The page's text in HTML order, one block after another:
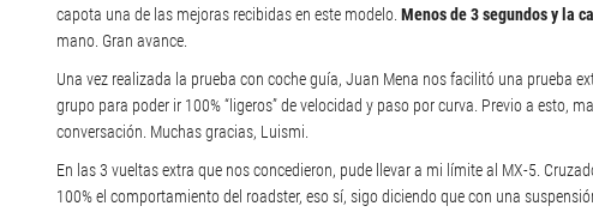
capota una de las mejoras recibidas en este modelo. Menos de 3 segundos y la
mano. Gran avance.
Una vez realizada la prueba con coche guía, Juan Mena nos facilitó una prueba
grupo para poder ir 100% “ligeros” de velocidad y paso por curva. Previo a esto,
conversación. Muchas gracias, Luismi.
En las 3 vueltas extra que nos concedieron, pude llevar a mi límite al MX-5.
100% el comportamiento del roadster, eso sí, sigo diciendo que con una